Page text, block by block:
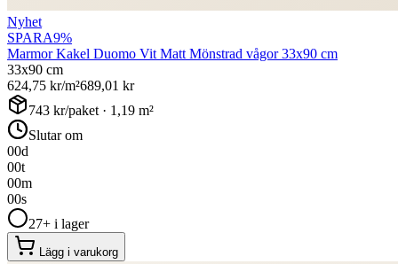
Nyhet
SPARA9%
Marmor Kakel Duomo Vit Matt Mönstrad vågor 33x90 cm
33x90 cm
624,75 kr/m²689,01 kr
743 kr/paket · 1,19 m²
Slutar om
00d
00t
00m
00s
27+ i lager
Lägg i varukorg